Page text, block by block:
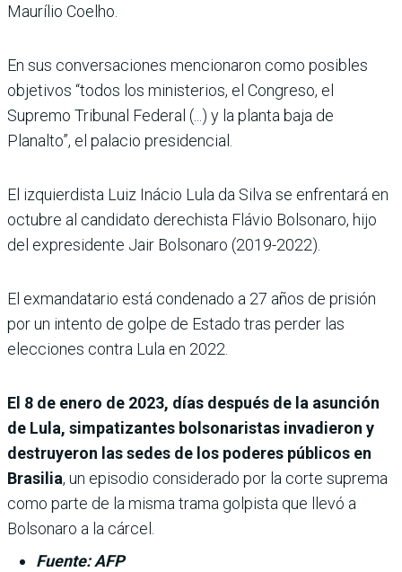
Maurílio Coelho.
En sus conversaciones mencionaron como posibles
objetivos “todos los ministerios, el Congreso, el
Supremo Tribunal Federal (...) y la planta baja de
Planalto”, el palacio presidencial.
El izquierdista Luiz Inácio Lula da Silva se enfrentará en
octubre al candidato derechista Flávio Bolsonaro, hijo
del expresidente Jair Bolsonaro (2019-2022).
El exmandatario está condenado a 27 años de prisión
por un intento de golpe de Estado tras perder las
elecciones contra Lula en 2022.
El 8 de enero de 2023, días después de la asunción
de Lula, simpatizantes bolsonaristas invadieron y
destruyeron las sedes de los poderes públicos en
Brasilia, un episodio considerado por la corte suprema
como parte de la misma trama golpista que llevó a
Bolsonaro a la cárcel.
Fuente: AFP